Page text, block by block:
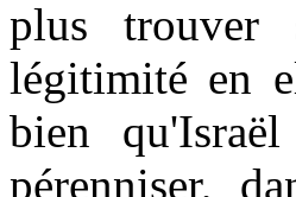
plus trouver
légitimité en
bien
pérenniser,